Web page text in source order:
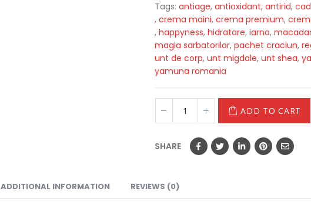
Tags: antiage, antioxidant, antirid,
, crema maini, crema premium,
, happyness, hidratare, iarna,
magia sarbatorilor, pachet craciun,
unt de corp, unt migdale, unt shea,
yamuna romania
ADD TO CART
SHARE
ADDITIONAL INFORMATION REVIEWS (0)